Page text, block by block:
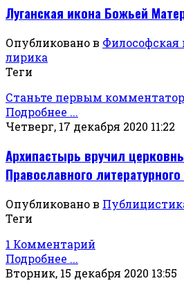
Луганская икона Божьей
Опубликовано в Философская
лирика
Теги
Станьте первым
Подробнее ...
Четверг, 17 декабря 2020 11:22
Архипастырь вручил
Православного
Опубликовано в
Теги
1 Комментарий
Подробнее ...
Вторник, 15 декабря 2020 13:55